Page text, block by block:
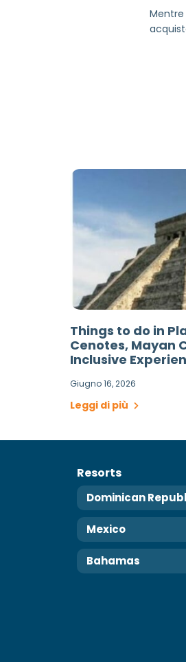
Things to do in
Cenotes, Mayan
Inclusive
Giugno 16, 2026
Leggi di più
Resorts
Dominican
Mexico
Bahamas